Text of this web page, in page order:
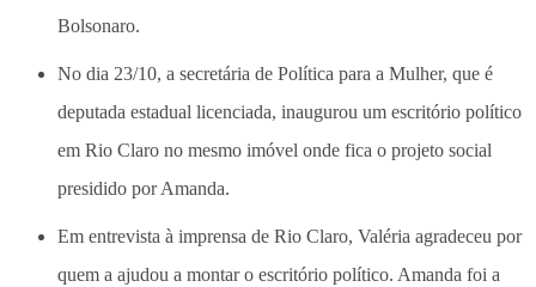
Bolsonaro.
No dia 23/10, a secretária de Política para a Mulher, que é
deputada estadual licenciada, inaugurou um escritório político
em Rio Claro no mesmo imóvel onde fica o projeto social
presidido por Amanda.
Em entrevista à imprensa de Rio Claro, Valéria agradeceu por
quem a ajudou a montar o escritório político. Amanda foi a